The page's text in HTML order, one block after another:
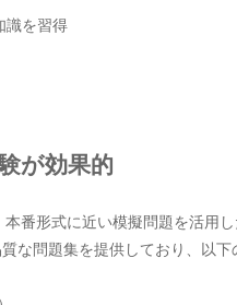
識を習得
が効果的
番形式に近い模擬問題を活用し
な問題集を提供しており、以下